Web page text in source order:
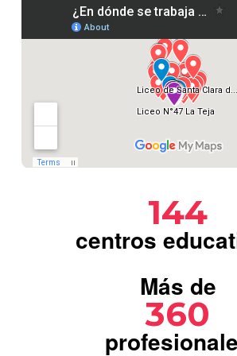
144
centros
Más de
360